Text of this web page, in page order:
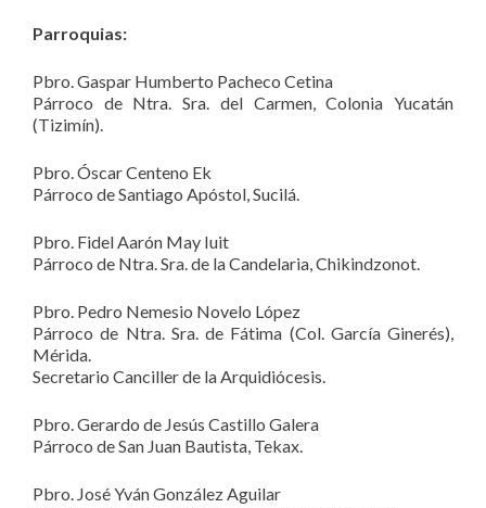
Parroquias:
Pbro. Gaspar Humberto Pacheco Cetina
Párroco de Ntra. Sra. del Carmen, Colonia Yucatán
(Tizimín).
Pbro. Óscar Centeno Ek
Párroco de Santiago Apóstol, Sucilá.
Pbro. Fidel Aarón May Iuit
Párroco de Ntra. Sra. de la Candelaria, Chikindzonot.
Pbro. Pedro Nemesio Novelo López
Párroco de Ntra. Sra. de Fátima (Col. García Ginerés),
Mérida.
Secretario Canciller de la Arquidiócesis.
Pbro. Gerardo de Jesús Castillo Galera
Párroco de San Juan Bautista, Tekax.
Pbro. José Yván González Aguilar